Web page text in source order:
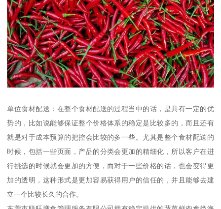
单位食材配送：在整个食材配送的过程当中的话，是具有一定的优
势的，比如说能够保证整个价格体系的稳定是比较多的，而且还有
就是对于成本预算的把控会比较的多一些。尤其是整个食材配送的
时候，包括一些页面，产品的分类会更加的精细化，所以客户在进
行挑选的时候就会更加的方便，而对于一些价格的话，也会变得更
加的透明，这种形式是更加容易获得用户的信任的，并且能够去建
立一个比较长久的合作。